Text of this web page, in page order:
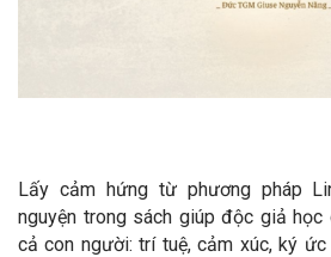
Lấy cảm hứng từ phương pháp
nguyện trong sách giúp độc giả học
cả con người: trí tuệ, cảm xúc, ký